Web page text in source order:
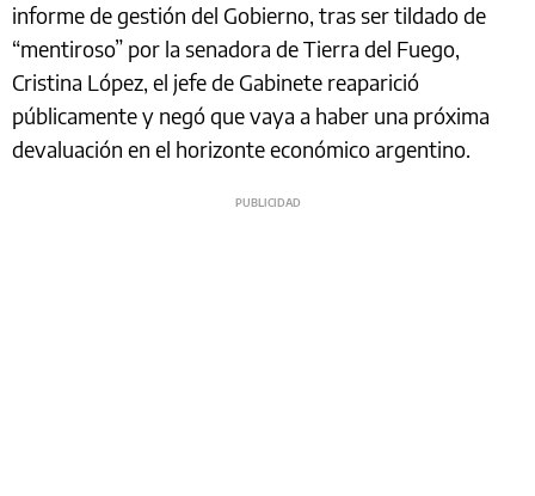
informe de gestión del Gobierno, tras ser tildado de
“mentiroso” por la senadora de Tierra del Fuego,
Cristina López, el jefe de Gabinete reaparició
públicamente y negó que vaya a haber una próxima
devaluación en el horizonte económico argentino.